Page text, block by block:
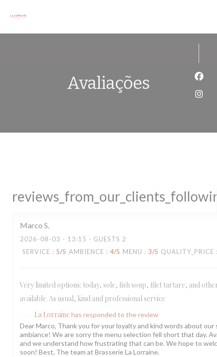
Avaliações
Marco S
2026-08-03 - 13:15 - GUESTS 2
SERVICE : 5/5 AMBIENCE : 4/5 MENU : 3/5 QUALITY_PRICE
Very limited options: today, sole, fish soup, filet tartare, and
available. As usual, kind and professional service
La Lorraine has responded to the review
Dear Marco, Thank you for your loyalty and kind words about our
ambiance! We are sorry the menu selection fell short that day.
and we understand how frustrating that can be. We hope to
soon! Best, The team at Brasserie La Lorraine.